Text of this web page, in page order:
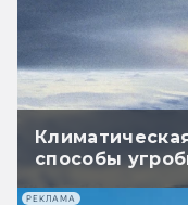
способы
РЕКЛАМА